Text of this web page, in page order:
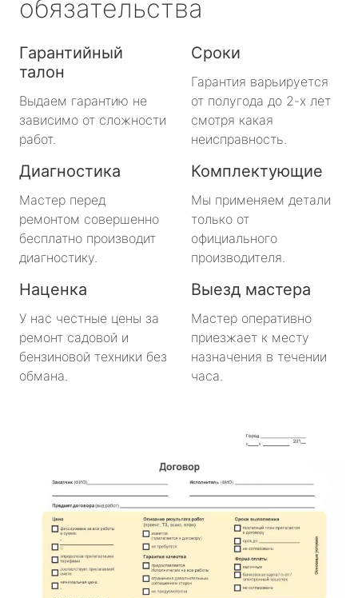
обязательства
Гарантийный
талон
Выдаем гарантию не
зависимо от сложности
работ.
Сроки
Гарантия варьируется
от полугода до 2-х лет
смотря какая
неисправность.
Диагностика
Мастер перед
ремонтом совершенно
бесплатно производит
диагностику.
Комплектующие
Мы применяем детали
только от
официального
производителя.
Наценка
У нас честные цены за
ремонт садовой и
бензиновой техники без
обмана.
Выезд мастера
Мастер оперативно
приезжает к месту
назначения в течении
часа.